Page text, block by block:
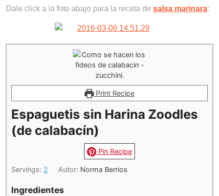
Dale click a la foto abajo para la receta de salsa marinara:
Print Recipe
Espaguetis sin Harina Zoodles
(de calabacín)
Pin Recipe
Servings: 2 Autor: Norma Berrios
Ingredientes